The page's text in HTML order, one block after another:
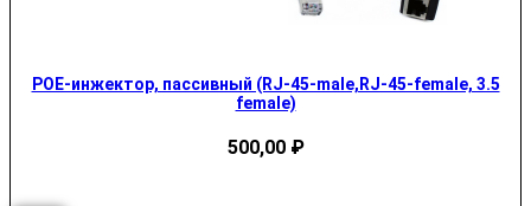
POE-инжектор, пассивный (RJ-45-male,RJ-45-female, 3.5
female)
500,00 ₽